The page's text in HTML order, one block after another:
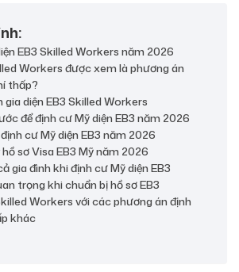
EB3 Skilled Workers năm 2026
Workers được xem là phương án
thấp?
diện EB3 Skilled Workers
để định cư Mỹ diện EB3 năm 2026
cư Mỹ diện EB3 năm 2026
sơ Visa EB3 Mỹ năm 2026
gia đình khi định cư Mỹ diện EB3
trọng khi chuẩn bị hồ sơ EB3
Workers với các phương án định
khác